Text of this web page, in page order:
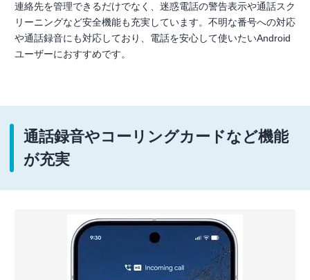
連絡先を管理できるだけでなく、迷惑電話の警告表示や通話スク
リーニングなど安全機能も充実しています。不明な番号への対応
や通話録音にも対応しており、電話を安心して使いたいAndroid
ユーザーにおすすめです。
通話録音やコーリングカードなど機能
が充実